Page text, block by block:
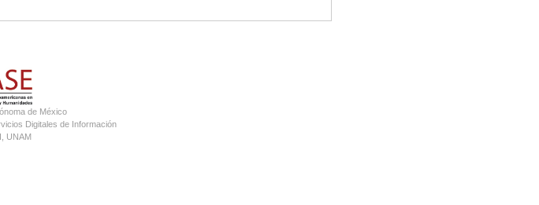
de México
Digitales de Información
UNAM